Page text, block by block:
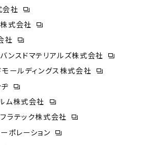
会社
モールディングス株式会社
ンスドマテリアルズ株式会社
ム株式会社
ラテック株式会社
ポレーション
社
式会社